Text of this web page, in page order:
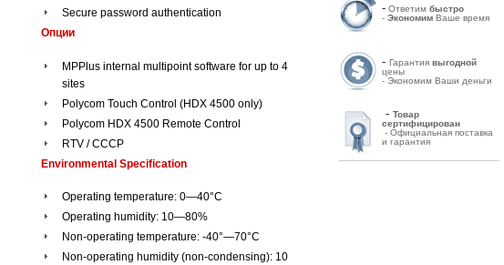
- Ответим быстро
- Экономим Ваше время
- Гарантия выгодной
цены
- Экономим Ваши деньги
- Товар
сертифицирован
- Официальная поставка
и гарантия
Secure password authentication
Опции
MPPlus internal multipoint software for up to 4
sites
Polycom Touch Control (HDX 4500 only)
Polycom HDX 4500 Remote Control
RTV / CCCP
Environmental Specification
Operating temperature: 0—40°C
Operating humidity: 10—80%
Non-operating temperature: -40°—70°C
Non-operating humidity (non-condensing): 10